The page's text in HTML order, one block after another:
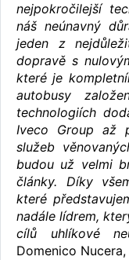
nejpokročilejší
náš neúnavný
jeden z
dopravě s
které je
autobusy
technologiích
Iveco Group až
služeb
budou už velmi
články. Díky
které
nadále lídrem,
cílů uhlíkové
Domenico